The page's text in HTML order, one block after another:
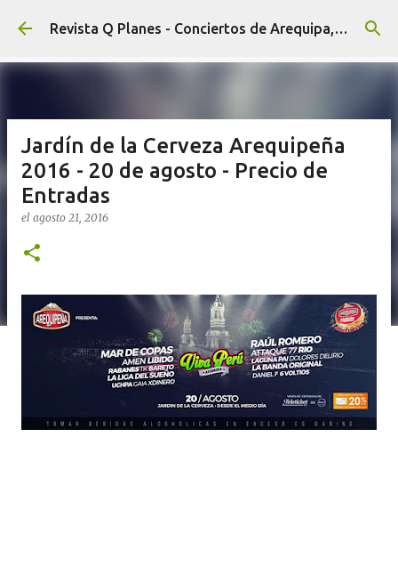
Ir al contenido principal Revista Q Planes - Conciertos de Arequipa, fiestas, eventos y Cultura
Jardín de la Cerveza Arequipeña
2016 - 20 de agosto - Precio de
Entradas
el agosto 21, 2016